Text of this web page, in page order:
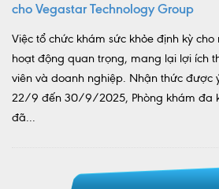
cho Vegastar Technology Group
Việc tổ chức khám sức khỏe định kỳ
hoạt động quan trọng, mang lại lợi ích
viên và doanh nghiệp. Nhận thức được
22/9 đến 30/9/2025, Phòng khám đa
đã...